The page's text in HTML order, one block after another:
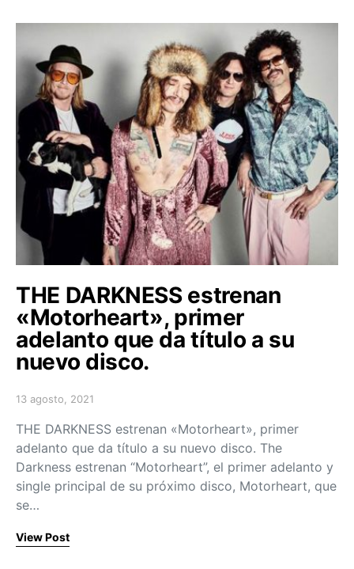
THE DARKNESS estrenan
«Motorheart», primer
adelanto que da título a su
nuevo disco.
Posted on
13 agosto, 2021
THE DARKNESS estrenan «Motorheart», primer
adelanto que da título a su nuevo disco. The
Darkness estrenan “Motorheart”, el primer adelanto y
single principal de su próximo disco, Motorheart, que
se…
View Post